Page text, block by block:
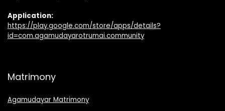
Application:
https://play.google.com/store/apps/details?
id=com.agamudayarotrumai.community
Matrimony
Agamudayar Matrimony